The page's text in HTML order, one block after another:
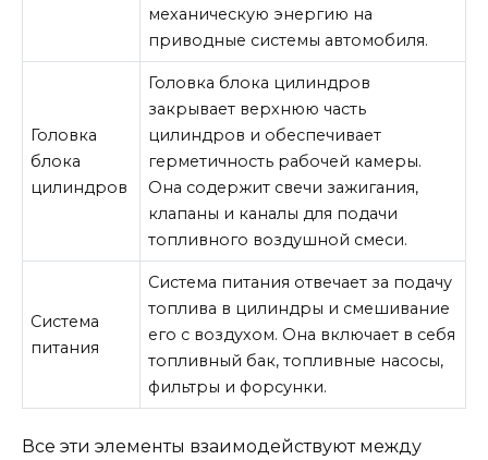
механическую энергию на
приводные системы автомобиля.
Головка
блока
цилиндров
Головка блока цилиндров
закрывает верхнюю часть
цилиндров и обеспечивает
герметичность рабочей камеры.
Она содержит свечи зажигания,
клапаны и каналы для подачи
топливного воздушной смеси.
Система
питания
Система питания отвечает за подачу
топлива в цилиндры и смешивание
его с воздухом. Она включает в себя
топливный бак, топливные насосы,
фильтры и форсунки.
Все эти элементы взаимодействуют между